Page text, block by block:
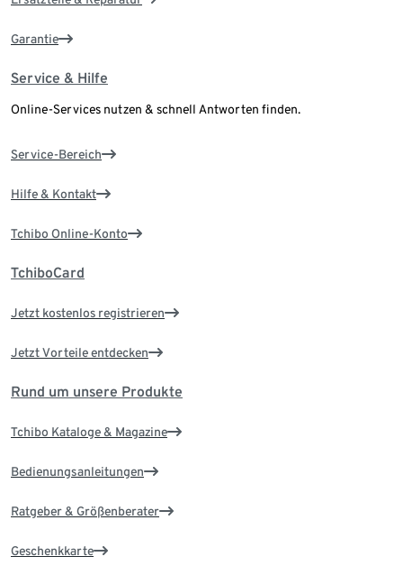
Garantie
Service & Hilfe
Online-Services nutzen & schnell Antworten finden.
Service-Bereich
Hilfe & Kontakt
Tchibo Online-Konto
TchiboCard
Jetzt kostenlos registrieren
Jetzt Vorteile entdecken
Rund um unsere Produkte
Tchibo Kataloge & Magazine
Bedienungsanleitungen
Ratgeber & Größenberater
Geschenkkarte